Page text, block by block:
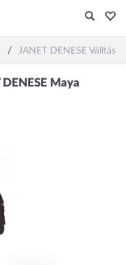
JANET DENESE